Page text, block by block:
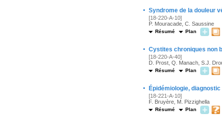
· Syndrome de la douleur
[18-220-A-10]
P. Mouracade, C. Saussine
Résumé Plan
· Cystites chroniques non
[18-220-A-40]
D. Prost, Q. Manach, S.J.
Résumé Plan
· Épidémiologie,
[18-221-A-10]
F. Bruyère, M. Pizzighella
Résumé Plan